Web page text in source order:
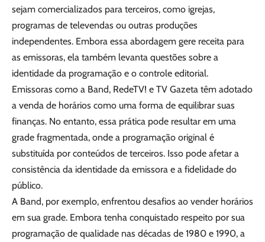
sejam comercializados para terceiros, como igrejas,
programas de televendas ou outras produções
independentes. Embora essa abordagem gere receita para
as emissoras, ela também levanta questões sobre a
identidade da programação e o controle editorial.
Emissoras como a Band, RedeTV! e TV Gazeta têm adotado
a venda de horários como uma forma de equilibrar suas
finanças. No entanto, essa prática pode resultar em uma
grade fragmentada, onde a programação original é
substituída por conteúdos de terceiros. Isso pode afetar a
consistência da identidade da emissora e a fidelidade do
público.
A Band, por exemplo, enfrentou desafios ao vender horários
em sua grade. Embora tenha conquistado respeito por sua
programação de qualidade nas décadas de 1980 e 1990, a